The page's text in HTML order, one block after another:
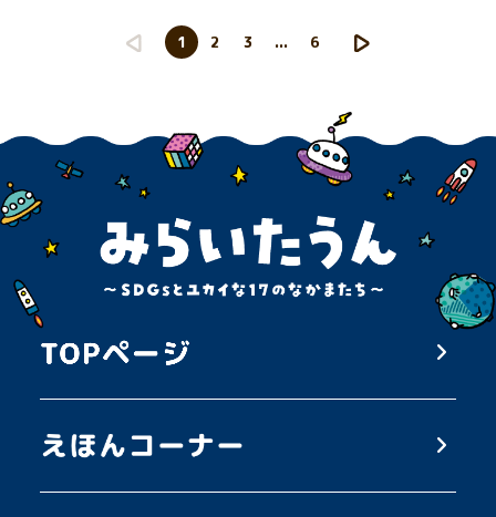
1 2 3 ... 6